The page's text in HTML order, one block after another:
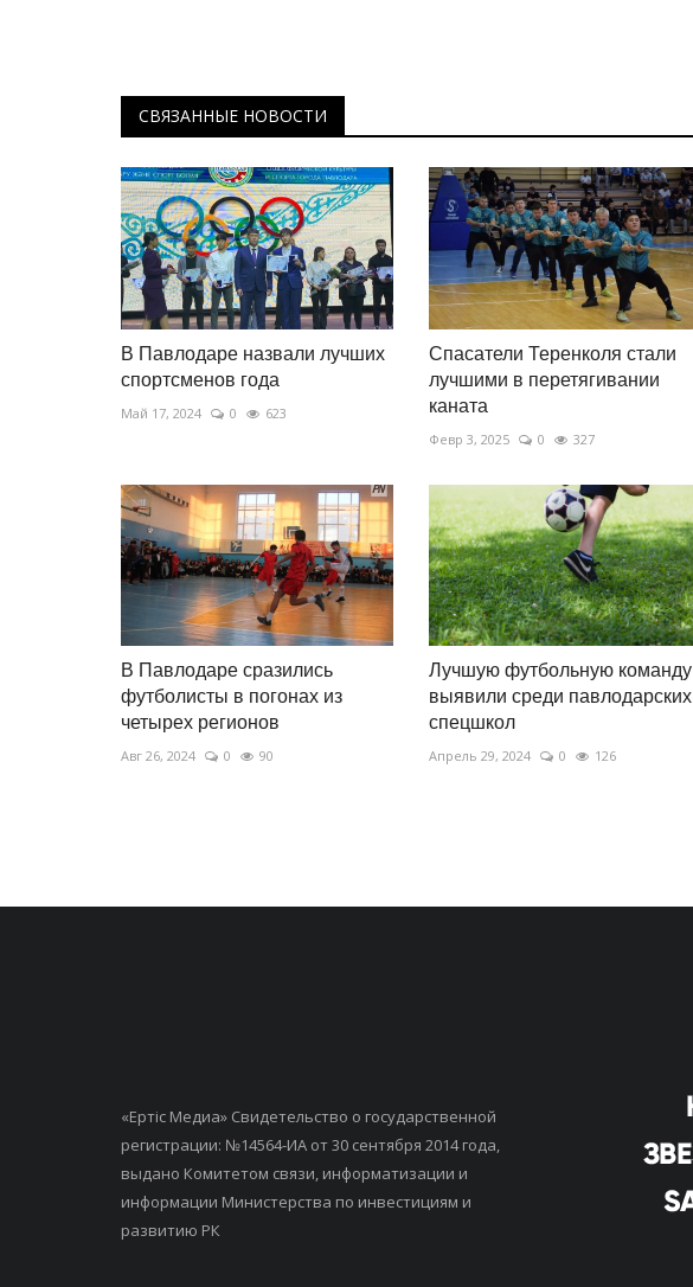
СВЯЗАННЫЕ НОВОСТИ
В Павлодаре назвали лучших
спортсменов года
Май 17, 2024 0 623
Спасатели Теренколя стали
лучшими в перетягивании
каната
Февр 3, 2025 0 327
В Павлодаре сразились
футболисты в погонах из
четырех регионов
Авг 26, 2024 0 90
Лучшую футбольную команду
выявили среди павлодарских
спецшкол
Апрель 29, 2024 0 126
«Ертiс Медиа» Свидетельство о государственной
регистрации: №14564-ИА от 30 сентября 2014 года,
выдано Комитетом связи, информатизации и
информации Министерства по инвестициям и
развитию РК